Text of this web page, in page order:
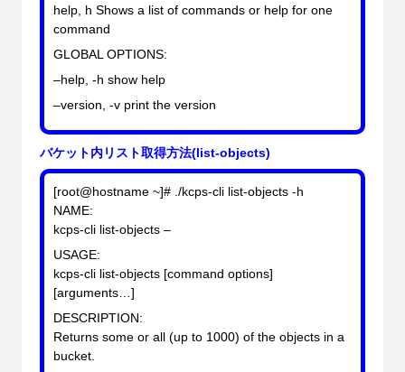
help, h Shows a list of commands or help for one
command
GLOBAL OPTIONS:
–help, -h show help
–version, -v print the version
バケット内リスト取得方法(list-objects)
[root@hostname ~]# ./kcps-cli list-objects -h
NAME:
kcps-cli list-objects –
USAGE:
kcps-cli list-objects [command options]
[arguments…]
DESCRIPTION:
Returns some or all (up to 1000) of the objects in a
bucket.